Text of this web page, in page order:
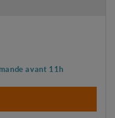
avant 11h